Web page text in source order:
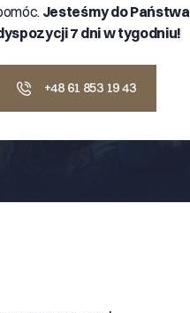
Jesteśmy do Państwa
7 dni w tygodniu!
+48 61 853 19 43